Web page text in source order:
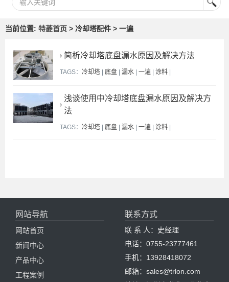
当前位置: 特菱首页 > 冷却塔配件 > 一遍
简析冷却塔底盘漏水原因及解决方法
TAGS： 冷却塔 | 底盘 | 漏水 | 一遍 | 涂料 |
浅谈使用中冷却塔底盘漏水原因及解决方
法
TAGS： 冷却塔 底盘 漏水 一遍 涂料
网站导航
网站首页
新闻中心
产品中心
工程案例
联系方式
联 系 人：史经理
电话：0755-23777461
手机：13928418072
邮箱：sales@trlon.com